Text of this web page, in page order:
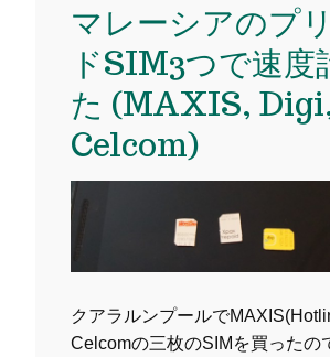
マレーシアのプ
ドSIM3つで速度
た (MAXIS,
Celcom)
クアラルンプールで
Celcomの三枚のSIMを買ったの